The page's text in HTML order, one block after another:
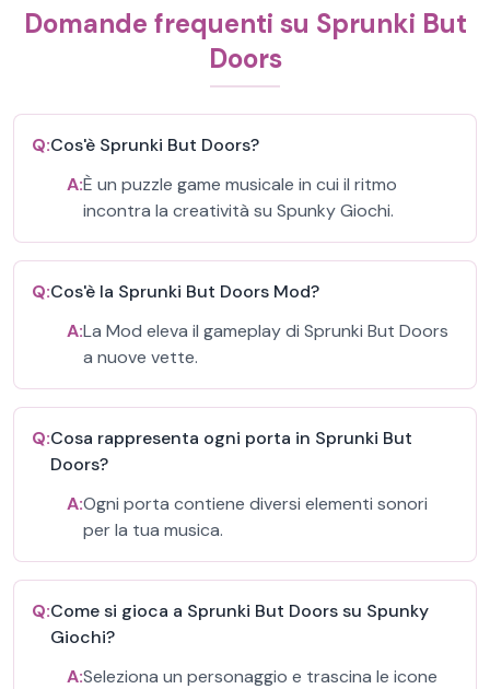
Domande frequenti su Sprunki But
Doors
Q:Cos'è Sprunki But Doors?
A:È un puzzle game musicale in cui il ritmo
incontra la creatività su Spunky Giochi.
Q:Cos'è la Sprunki But Doors Mod?
A:La Mod eleva il gameplay di Sprunki But Doors
a nuove vette.
Q:Cosa rappresenta ogni porta in Sprunki But
Doors?
A:Ogni porta contiene diversi elementi sonori
per la tua musica.
Q:Come si gioca a Sprunki But Doors su Spunky
Giochi?
A:Seleziona un personaggio e trascina le icone